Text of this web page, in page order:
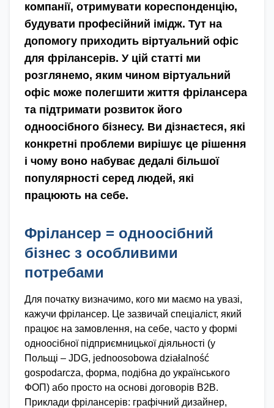
компанії, отримувати кореспонденцію,
будувати професійний імідж. Тут на
допомогу приходить віртуальний офіс
для фрілансерів. У цій статті ми
розглянемо, яким чином віртуальний
офіс може полегшити життя фрілансера
та підтримати розвиток його
одноосібного бізнесу. Ви дізнаєтеся, які
конкретні проблеми вирішує це рішення
і чому воно набуває дедалі більшої
популярності серед людей, які
працюють на себе.
Фрілансер = одноосібний
бізнес з особливими
потребами
Для початку визначимо, кого ми маємо на увазі,
кажучи фрілансер. Це зазвичай спеціаліст, який
працює на замовлення, на себе, часто у формі
одноосібної підприємницької діяльності (у
Польщі – JDG, jednoosobowa działalność
gospodarcza, форма, подібна до українського
ФОП) або просто на основі договорів B2B.
Приклади фрілансерів: графічний дизайнер,